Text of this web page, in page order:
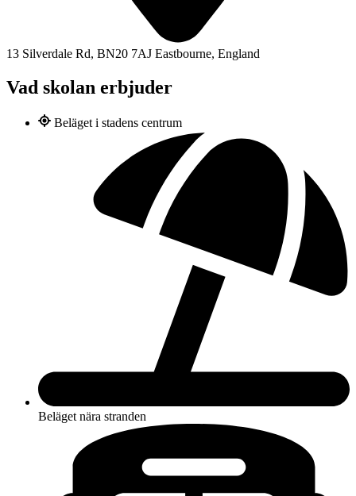
13 Silverdale Rd, BN20 7AJ Eastbourne, England
Vad skolan erbjuder
Beläget i stadens centrum
Beläget nära stranden